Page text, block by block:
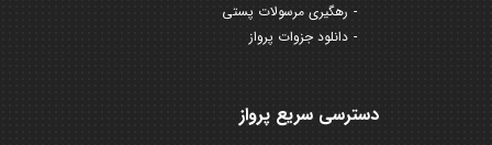
رهگیری مرسولات پستی
دانلود جزوات پرواز
دسترسی سریع پرواز